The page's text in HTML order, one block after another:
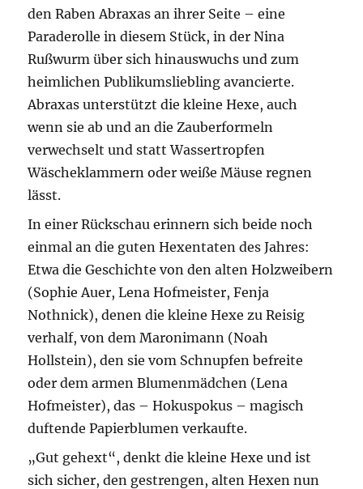
den Raben Abraxas an ihrer Seite – eine
Paraderolle in diesem Stück, in der Nina
Rußwurm über sich hinauswuchs und zum
heimlichen Publikumsliebling avancierte.
Abraxas unterstützt die kleine Hexe, auch
wenn sie ab und an die Zauberformeln
verwechselt und statt Wassertropfen
Wäscheklammern oder weiße Mäuse regnen
lässt.
In einer Rückschau erinnern sich beide noch
einmal an die guten Hexentaten des Jahres:
Etwa die Geschichte von den alten Holzweibern
(Sophie Auer, Lena Hofmeister, Fenja
Nothnick), denen die kleine Hexe zu Reisig
verhalf, von dem Maronimann (Noah
Hollstein), den sie vom Schnupfen befreite
oder dem armen Blumenmädchen (Lena
Hofmeister), das – Hokuspokus – magisch
duftende Papierblumen verkaufte.
„Gut gehext“, denkt die kleine Hexe und ist
sich sicher, den gestrengen, alten Hexen nun